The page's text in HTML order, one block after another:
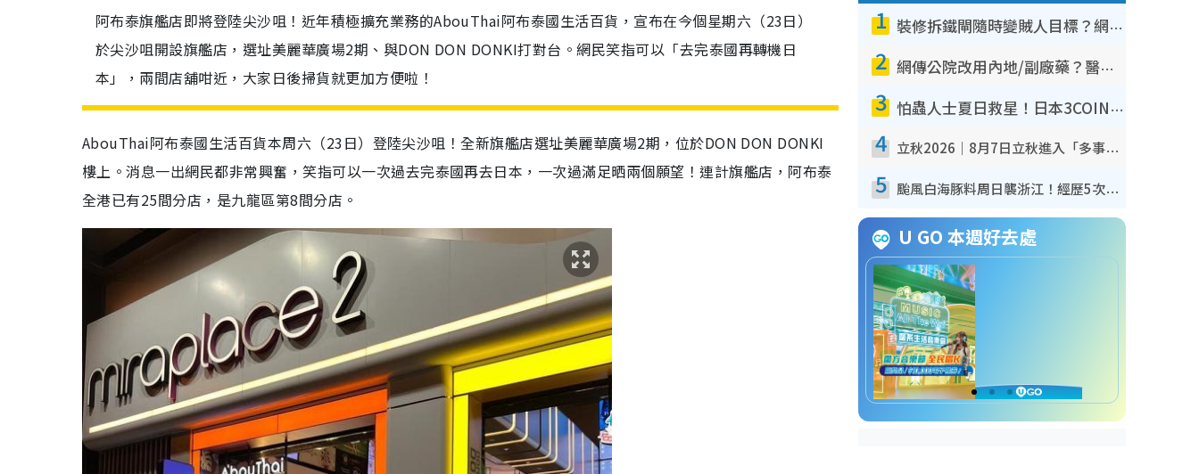
阿布泰旗艦店即將登陸尖沙咀！近年積極擴充業務的AbouThai阿布泰國生活百貨，宣布在今個星期六（23日）
於尖沙咀開設旗艦店，選址美麗華廣場2期、與DON DON DONKI打對台。網民笑指可以「去完泰國再轉機日
本」，兩間店舖咁近，大家日後掃貨就更加方便啦！
AbouThai阿布泰國生活百貨本周六（23日）登陸尖沙咀！全新旗艦店選址美麗華廣場2期，位於DON DON DONKI
樓上。消息一出網民都非常興奮，笑指可以一次過去完泰國再去日本，一次過滿足晒兩個願望！連計旗艦店，阿布泰
全港已有25間分店，是九龍區第8間分店。
1 裝修拆鐵閘隨時變賊人目標？網民揭2大關鍵用途：裝新式等於白裝？附新舊鐵閘分別
2 網傳公院改用內地/副廠藥？醫生拆解正副廠分別 揭4類人換藥隨時出事
3 怕蟲人士夏日救星！日本3COINS爆紅驅蟲神器$45起 1招「全程免觸碰」輕鬆搞定小強
4 立秋2026｜8月7日立秋進入「多事之秋」 3件事唔做得！專家教6招開運 清枱頭／銀包納氣接好運
5 颱風白海豚料周日襲浙江！經歷5次「眼牆置換」極罕見 成登陸內地最長途颱風
U GO 本週好去處